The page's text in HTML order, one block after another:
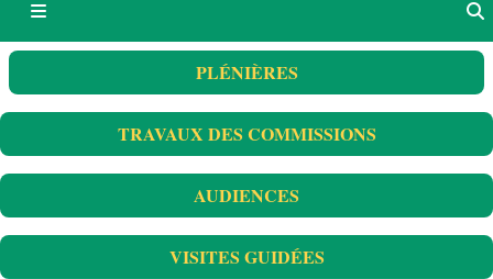
PLÉNIÈRES
TRAVAUX DES COMMISSIONS
AUDIENCES
VISITES GUIDÉES